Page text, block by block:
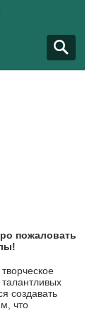
пожаловать
создавать
что